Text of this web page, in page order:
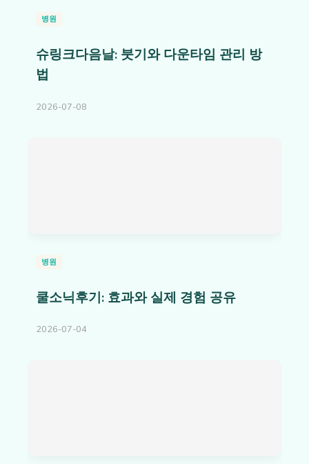
병원
슈링크다음날: 붓기와 다운타임 관리 방
법
2026-07-08
병원
쿨소닉후기: 효과와 실제 경험 공유
2026-07-04